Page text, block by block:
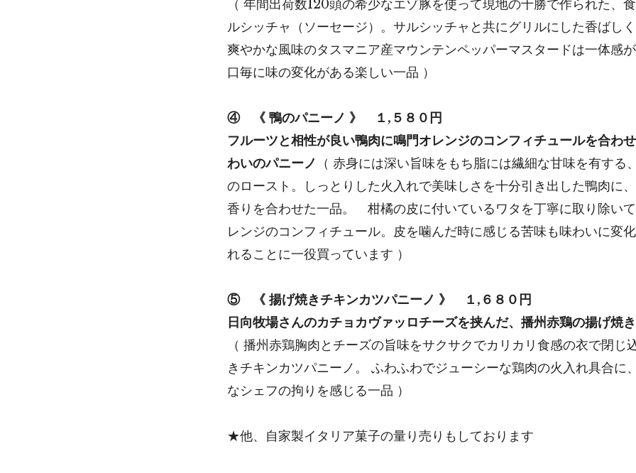
（ 年間出荷数120頭の希少なエゾ豚を使って現地の十勝で作られた、
ルシッチャ（ソーセージ）。サルシッチャと共にグリルにした香ばし
爽やかな風味のタスマニア産マウンテンペッパーマスタードは一体感
口毎に味の変化がある楽しい一品 ）
④ 《 鴨のパニーノ 》 １,５８０円
フルーツと相性が良い鴨肉に鳴門オレンジのコンフィチュールを合わ
わいのパニーノ
（ 赤身には深い旨味をもち脂には繊細な甘味を有する
のロースト。しっとりした火入れで美味しさを十分引き出した鴨肉に
香りを合わせた一品。 柑橘の皮に付いているワタを丁寧に取り除い
レンジのコンフィチュール。皮を噛んだ時に感じる苦味も味わいに変
れることに一役買っています ）
⑤ 《 揚げ焼きチキンカツパニーノ 》 １,６８０円
日向牧場さんのカチョカヴァッロチーズを挟んだ、播州赤鶏の揚げ焼
（ 播州赤鶏胸肉とチーズの旨味をサクサクでカリカリ食感の衣で閉じ
きチキンカツパニーノ。 ふわふわでジューシーな鶏肉の火入れ具合に
なシェフの拘りを感じる一品 ）
★他、自家製イタリア菓子の量り売りもしております